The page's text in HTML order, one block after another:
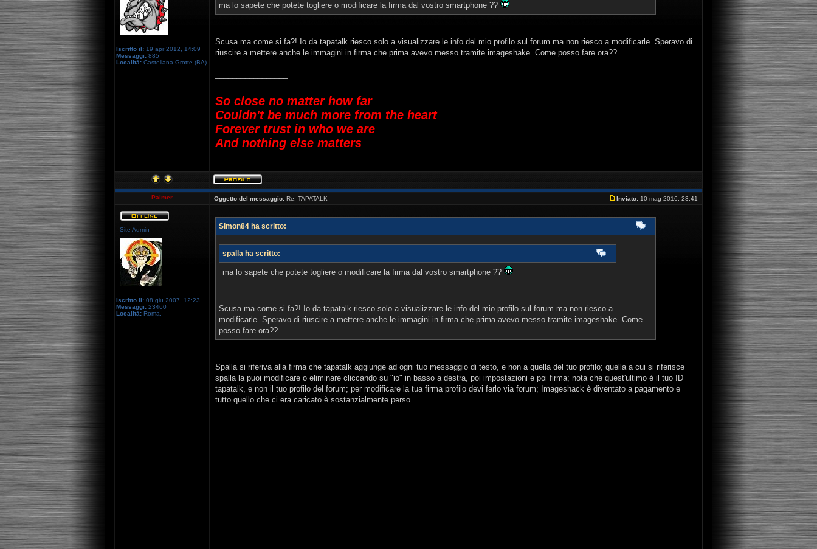
Iscritto il: 19 apr 2012, 14:09
Messaggi: 885
Località: Castellana Grotte (BA)
ma lo sapete che potete togliere o modificare la firma dal vostro smartphone ??
Scusa ma come si fa?! Io da tapatalk riesco solo a visualizzare le info del mio profilo sul forum ma non riesco a modificarle. Speravo di
riuscire a mettere anche le immagini in firma che prima avevo messo tramite imageshake. Come posso fare ora??
So close no matter how far
Couldn't be much more from the heart
Forever trust in who we are
And nothing else matters
Palmer Oggetto del messaggio: Re: TAPATALK Inviato: 10 mag 2016, 23:41
Site Admin
Iscritto il: 08 giu 2007, 12:23
Messaggi: 23460
Località: Roma.
Simon84 ha scritto:
spalla ha scritto:
ma lo sapete che potete togliere o modificare la firma dal vostro smartphone ??
Scusa ma come si fa?! Io da tapatalk riesco solo a visualizzare le info del mio profilo sul forum ma non riesco a
modificarle. Speravo di riuscire a mettere anche le immagini in firma che prima avevo messo tramite imageshake. Come
posso fare ora??
Spalla si riferiva alla firma che tapatalk aggiunge ad ogni tuo messaggio di testo, e non a quella del tuo profilo; quella a cui si riferisce
spalla la puoi modificare o eliminare cliccando su "io" in basso a destra, poi impostazioni e poi firma; nota che quest'ultimo è il tuo ID
tapatalk, e non il tuo profilo del forum; per modificare la tua firma profilo devi farlo via forum; Imageshack è diventato a pagamento e
tutto quello che ci era caricato è sostanzialmente perso.